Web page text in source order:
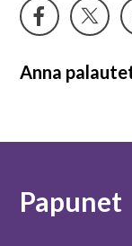
Anna
Papunet